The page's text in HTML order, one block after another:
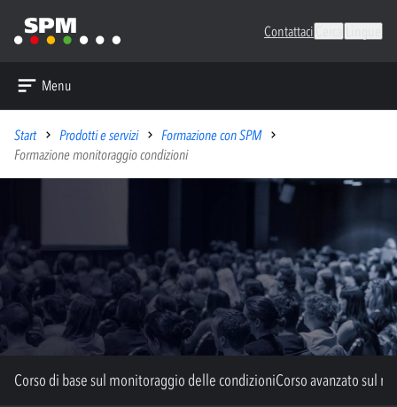
Contattaci
Menu
Start Prodotti e servizi
Formazione con SPM
Formazione monitoraggio condizioni
Corso di base sul monitoraggio delle condizioniCorso avanzato sul